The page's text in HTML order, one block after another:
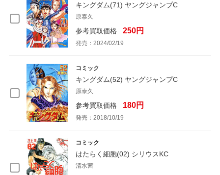
キングダム(71) ヤングジャンプC
原泰久
参考買取価格 250円
発売：2024/02/19
コミック
キングダム(52) ヤングジャンプC
原泰久
参考買取価格 180円
発売：2018/10/19
コミック
はたらく細胞(02) シリウスKC
清水茜